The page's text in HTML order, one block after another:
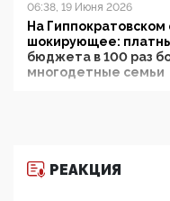
06:38, 19 Июня 2026
На
шокирующее:
бюджета в 100 раз
многодетные семьи
11:53, 09 Июня 2026
РЕАКЦИЯ